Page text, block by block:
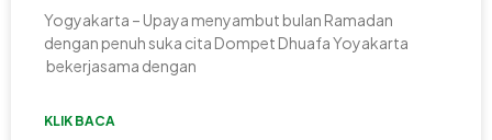
Yogyakarta – Upaya menyambut bulan Ramadan
dengan penuh suka cita Dompet Dhuafa Yoyakarta
bekerjasama dengan
KLIK BACA